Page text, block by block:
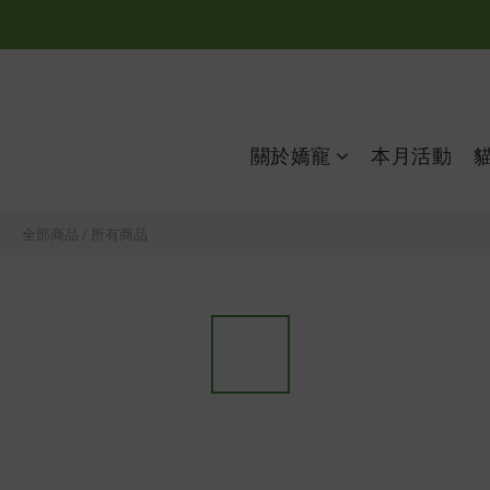
關於嬌寵 本月活動
全部商品 / 所有商品